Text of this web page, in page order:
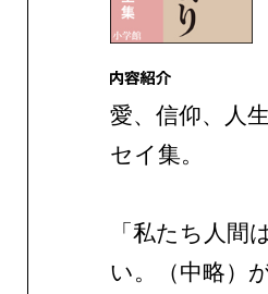
愛、信仰、人
セイ集。
「私たち人間
い。（中略）